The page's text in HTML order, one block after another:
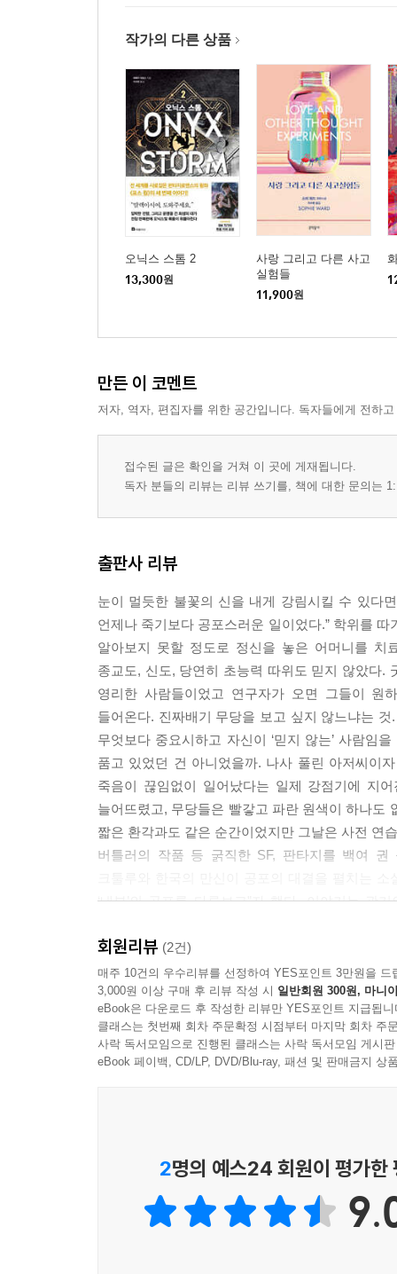
작가의 다른 상품
오닉스 스톰 2
13,300원
사랑 그리고 다른 사고
실험들
11,900원
만든 이 코멘트
저자, 역자, 편집자를 위한 공간입니다. 독자들에게 전하
접수된 글은 확인을 거쳐 이 곳에 게재됩니다.
독자 분들의 리뷰는 리뷰 쓰기를, 책에 대한 문의는
출판사 리뷰
눈이 멀듯한 불꽃의 신을 내게 강림시킬 수 있다
언제나 죽기보다 공포스러운 일이었다.” 학위를
알아보지 못할 정도로 정신을 놓은 어머니를 치
종교도, 신도, 당연히 초능력 따위도 믿지 않았다.
영리한 사람들이었고 연구자가 오면 그들이 원
들어온다. 진짜배기 무당을 보고 싶지 않느냐는
무엇보다 중요시하고 자신이 ‘믿지 않는’ 사람임
품고 있었던 건 아니었을까. 나사 풀린 아저씨이
죽음이 끊임없이 일어났다는 일제 강점기에 지
늘어뜨렸고, 무당들은 빨갛고 파란 원색이 하나도
짧은 환각과도 같은 순간이었지만 그날은 사전 연
버틀러의 작품 등 굵직한 SF, 판타지를 백여
‘내부’의 공포를 다루보고”자 했다. 이야기는 광
문득 한마디 말로 민서의 깊은 속에 도사리는 두
세상은 인간에 무관심하다는 진실. 그것은 무엇과
그리고 이어지는 혼돈과 광기의 마지막 굿판. 민서
것일까? FoP 시리즈의 새로운 프로젝트 LC.RC
공포의 용은 익히 아는 자여라』 홍지운 『별들
2020년 5월 30일 『역병의 바다』 김보영 『낮은
회원리뷰 (2건)
매주 10건의 우수리뷰를 선정하여 YES포인트 3만원을 드
3,000원 이상 구매 후 리뷰 작성 시 일반회원 300원, 마니
eBook은 다운로드 후 작성한 리뷰만 YES포인트 지급됩니
클래스는 첫번째 회차 주문확정 시점부터 마지막 회차 주
사락 독서모임으로 진행된 클래스는 사락 독서모임 게시
eBook 페이백, CD/LP, DVD/Blu-ray, 패션 및 판매금지 상
2명의 예스24 회원이 평가한